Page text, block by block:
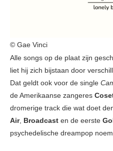
© Gae Vinci
Alle songs op de plaat zijn
liet hij zich bijstaan door
Dat geldt ook voor de single
de Amerikaanse zangeres
dromerige track die wat doet
Air, Broadcast en de eerste
psychedelische dreampop